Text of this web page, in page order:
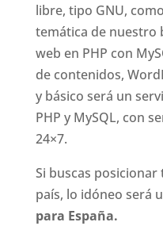
libre, tipo GNU,
temática de nuestro
web en PHP con
de contenidos,
y básico será un
PHP y MySQL, con
24×7.
Si buscas
país, lo idóneo será
para España.